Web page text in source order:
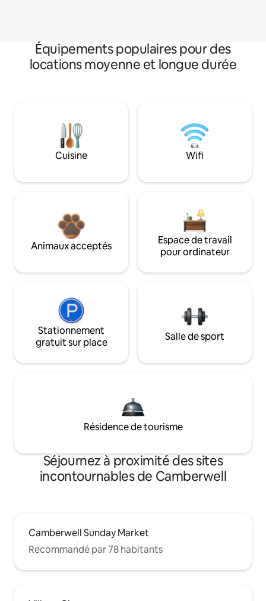
Équipements populaires pour des
locations moyenne et longue durée
Cuisine Wifi
Animaux acceptés
Espace de travail
pour ordinateur
Stationnement
gratuit sur place
Salle de sport
Résidence de tourisme
Séjournez à proximité des sites
incontournables de Camberwell
Camberwell Sunday Market
Recommandé par 78 habitants